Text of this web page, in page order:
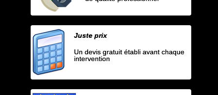
Juste prix
Un devis gratuit établi avant chaque
intervention